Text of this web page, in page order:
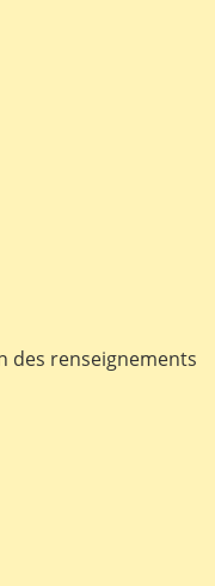
des renseignements